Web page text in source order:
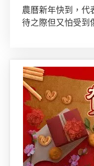
農曆新年快到，代
待之際但又怕受到